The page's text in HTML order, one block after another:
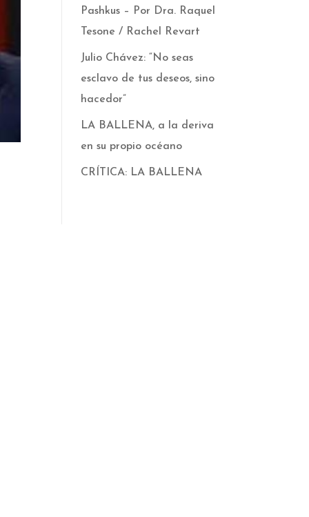
Pashkus – Por Dra. Raquel
Tesone / Rachel Revart
Julio Chávez: “No seas
esclavo de tus deseos, sino
hacedor”
LA BALLENA, a la deriva
en su propio océano
CRÍTICA: LA BALLENA